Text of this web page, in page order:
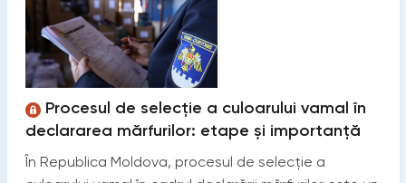
Procesul de selecție a culoarului vamal în
declararea mărfurilor: etape și importanță
În Republica Moldova, procesul de selecție a